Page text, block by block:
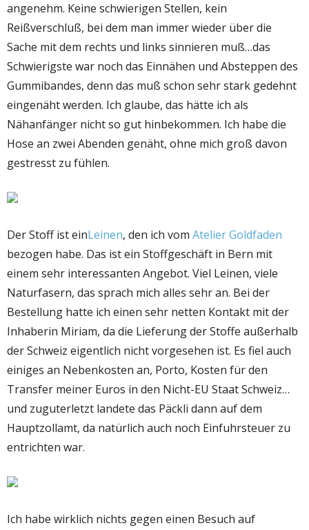
angenehm. Keine schwierigen Stellen, kein
Reißverschluß, bei dem man immer wieder über die
Sache mit dem rechts und links sinnieren muß…das
Schwierigste war noch das Einnähen und Absteppen des
Gummibandes, denn das muß schon sehr stark gedehnt
eingenäht werden. Ich glaube, das hätte ich als
Nähanfänger nicht so gut hinbekommen. Ich habe die
Hose an zwei Abenden genäht, ohne mich groß davon
gestresst zu fühlen.
Der Stoff ist einLeinen, den ich vom Atelier Goldfaden
bezogen habe. Das ist ein Stoffgeschäft in Bern mit
einem sehr interessanten Angebot. Viel Leinen, viele
Naturfasern, das sprach mich alles sehr an. Bei der
Bestellung hatte ich einen sehr netten Kontakt mit der
Inhaberin Miriam, da die Lieferung der Stoffe außerhalb
der Schweiz eigentlich nicht vorgesehen ist. Es fiel auch
einiges an Nebenkosten an, Porto, Kosten für den
Transfer meiner Euros in den Nicht-EU Staat Schweiz…
und zuguterletzt landete das Päckli dann auf dem
Hauptzollamt, da natürlich auch noch Einfuhrsteuer zu
entrichten war.
Ich habe wirklich nichts gegen einen Besuch auf